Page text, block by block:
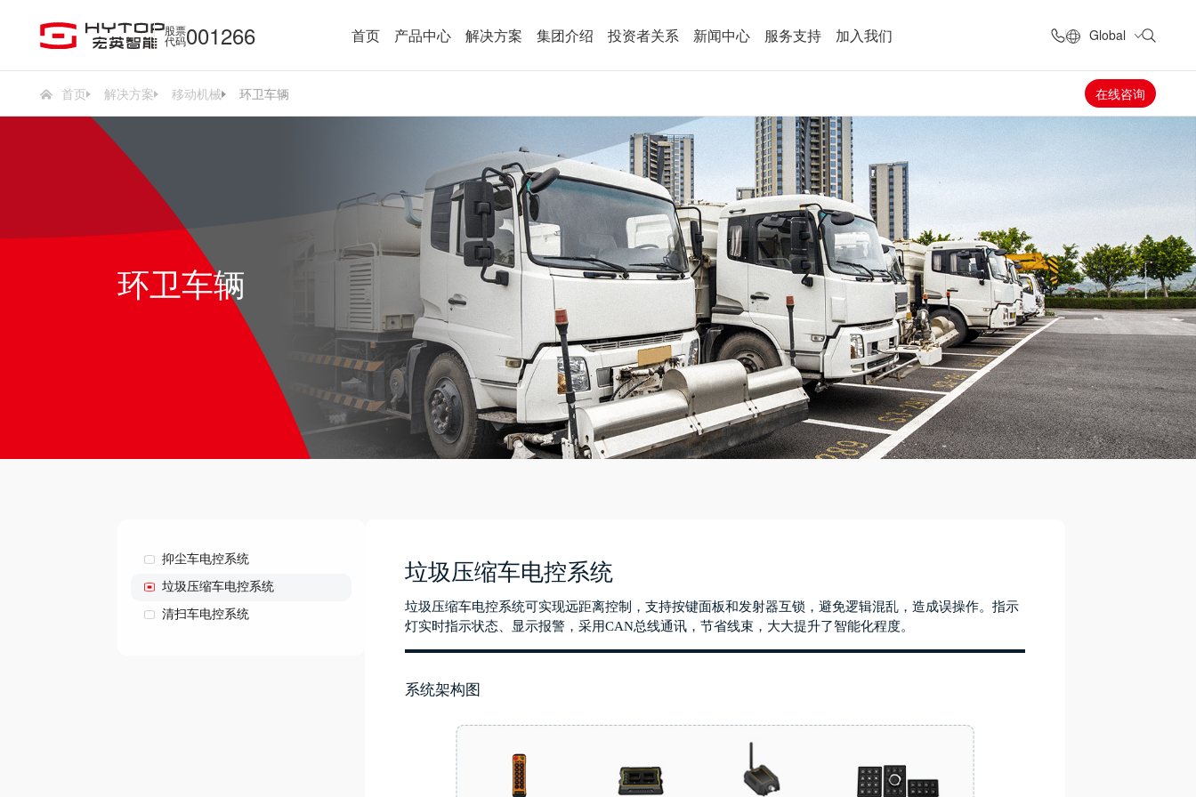
股票
代码001266 首页 产品中心 解决方案 集团介绍 投资者关系 新闻中心 服务支持 加入我们 Global
首页 解决方案 移动机械 环卫车辆 在线咨询
环卫车辆
抑尘车电控系统
垃圾压缩车电控系统
清扫车电控系统
垃圾压缩车电控系统
垃圾压缩车电控系统可实现远距离控制，支持按键面板和发射器互锁，避免逻辑混乱，造成误操作。指示
灯实时指示状态、显示报警，采用CAN总线通讯，节省线束，大大提升了智能化程度。
系统架构图